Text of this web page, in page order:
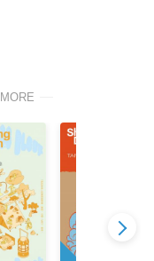
MORE